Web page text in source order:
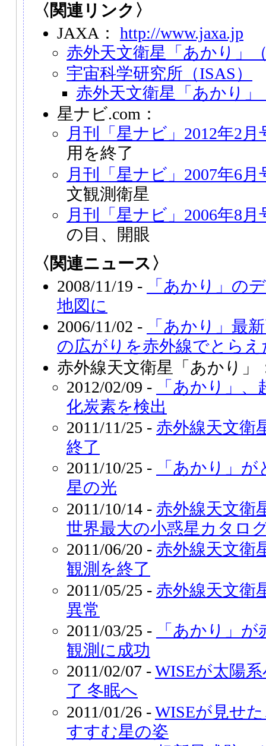
〈関連リンク〉
JAXA： http://www.jaxa.jp
赤外天文衛星「あかり」
宇宙科学研究所（ISAS）
赤外天文衛星「あかり」
星ナビ.com：
月刊「星ナビ」2012年2月
用を終了
月刊「星ナビ」2007年6月
文観測衛星
月刊「星ナビ」2006年8月
の目、開眼
〈関連ニュース〉
2008/11/19 -
「あかり」の
地図に
2006/11/02 -
「あかり」最
の広がりを赤外線でとらえ
赤外線天文衛星「あかり」
2012/02/09 -
「あかり」
化炭素を検出
2011/11/25 - 赤外線天文衛
終了
2011/10/25 -
「あかり」
星の光
2011/10/14 - 赤外線天文衛
世界最大の小惑星カタロ
2011/06/20 - 赤外線天文衛
観測を終了
2011/05/25 - 赤外線天文衛
異常
2011/03/25 -
「あかり」
観測に成功
2011/02/07 -WISEが太陽
了 冬眠へ
2011/01/26 -WISEが見せ
すすむ星の姿